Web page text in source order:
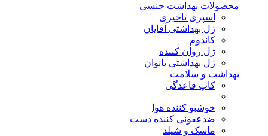
محصولات بهداشت جنسی
اسپری تاخیری
ژل بهداشتی آقایان
کاندوم
ژل روان کننده
ژل بهداشتی بانوان
بهداشت و سلامت
کاپ قاعدگی
خوشبو کننده هوا
ضدعفونی کننده دست
ماسک و شیلد